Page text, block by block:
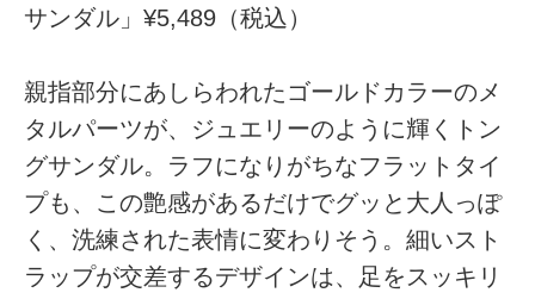
サンダル」¥5,489（税込）
親指部分にあしらわれたゴールドカラーのメ
タルパーツが、ジュエリーのように輝くトン
グサンダル。ラフになりがちなフラットタイ
プも、この艶感があるだけでグッと大人っぽ
く、洗練された表情に変わりそう。細いスト
ラップが交差するデザインは、足をスッキリ